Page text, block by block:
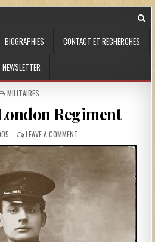
BIOGRAPHIES CONTACT ET RECHERCHES
NEWSLETTER
POSTED IN
MILITAIRES
Regiment
LEAVE A COMMENTON 6TH CITY OF LONDON